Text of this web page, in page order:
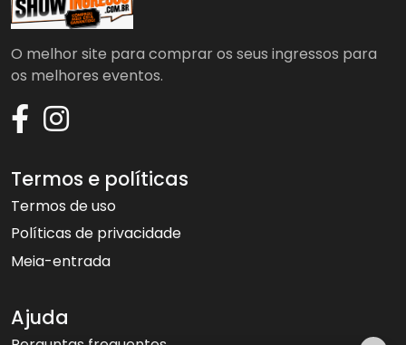
O melhor site para comprar os seus ingressos para
os melhores eventos.
Termos e políticas
Termos de uso
Políticas de privacidade
Meia-entrada
Ajuda